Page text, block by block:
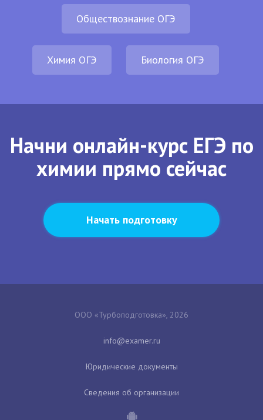
Обществознание ОГЭ
Химия ОГЭ Биология ОГЭ
Начни онлайн-курс ЕГЭ по
химии прямо сейчас
Начать подготовку
ООО «Турбоподготовка», 2026
Юридические документы
Сведения об организации